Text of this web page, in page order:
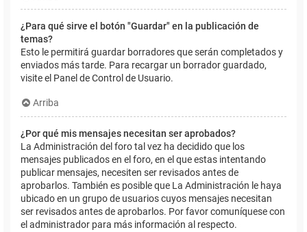
¿Para qué sirve el botón "Guardar" en la publicación de
temas?
Esto le permitirá guardar borradores que serán completados y
enviados más tarde. Para recargar un borrador guardado,
visite el Panel de Control de Usuario.
Arriba
¿Por qué mis mensajes necesitan ser aprobados?
La Administración del foro tal vez ha decidido que los
mensajes publicados en el foro, en el que estas intentando
publicar mensajes, necesiten ser revisados antes de
aprobarlos. También es posible que La Administración le haya
ubicado en un grupo de usuarios cuyos mensajes necesitan
ser revisados antes de aprobarlos. Por favor comuníquese con
el administrador para más información al respecto.